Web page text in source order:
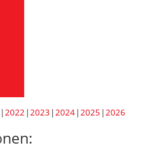
2022 2023 2024 2025 2026